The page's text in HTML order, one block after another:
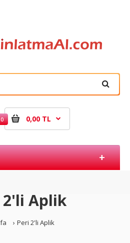
0 0,00 TL
2'li Aplik
Peri 2'li Aplik